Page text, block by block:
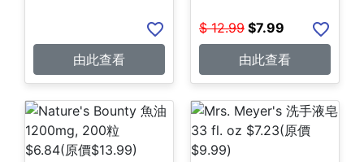
由此查看
$ 12.99 $7.99
由此查看